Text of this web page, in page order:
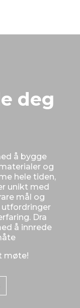
deg
å bygge
og
hele tiden,
unikt med
mål og
utfordringer
Dra
å innrede
møte!